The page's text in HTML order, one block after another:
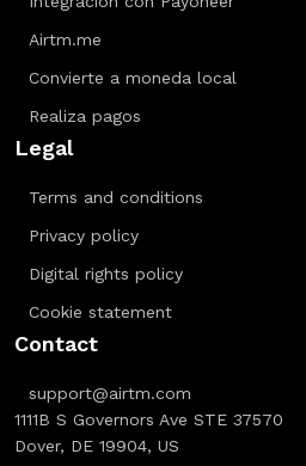
Airtm.me
Convierte a moneda local
Realiza pagos
Legal
Terms and conditions
Privacy policy
Digital rights policy
Cookie statement
Contact
support@airtm.com
1111B S Governors Ave STE 37570
Dover, DE 19904, US